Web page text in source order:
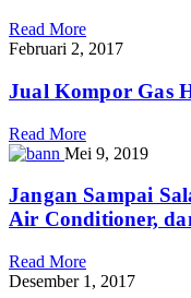
Read More
Februari 2, 2017
Jual Kompor Gas
Read More
Mei 9, 2019
Jangan Sampai
Air Conditioner,
Read More
Desember 1, 2017